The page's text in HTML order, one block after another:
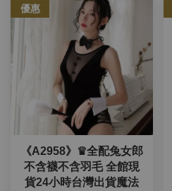
優惠
《A2958》♛全配兔女郎
不含襪不含羽毛 全館現
貨24小時台灣出貨魔法